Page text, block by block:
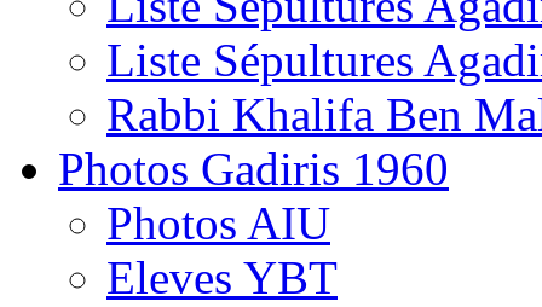
Liste Sépultures
Rabbi Khalifa Ben
Photos Gadiris 1960
Photos AIU
Eleves YBT